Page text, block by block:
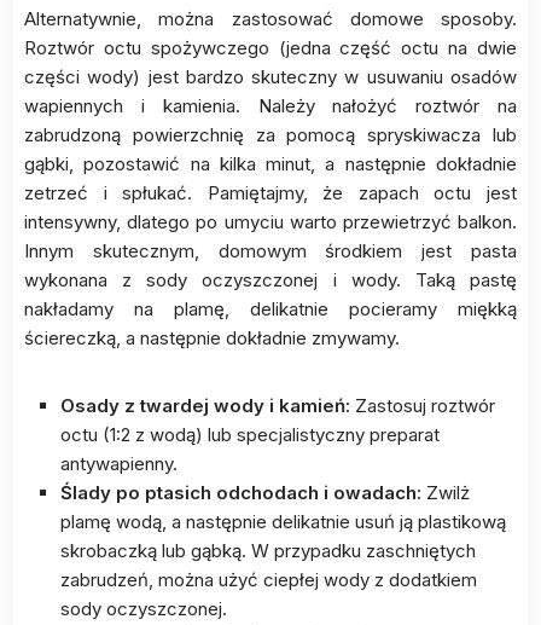
Alternatywnie, można zastosować domowe sposoby.
Roztwór octu spożywczego (jedna część octu na dwie
części wody) jest bardzo skuteczny w usuwaniu osadów
wapiennych i kamienia. Należy nałożyć roztwór na
zabrudzoną powierzchnię za pomocą spryskiwacza lub
gąbki, pozostawić na kilka minut, a następnie dokładnie
zetrzeć i spłukać. Pamiętajmy, że zapach octu jest
intensywny, dlatego po umyciu warto przewietrzyć balkon.
Innym skutecznym, domowym środkiem jest pasta
wykonana z sody oczyszczonej i wody. Taką pastę
nakładamy na plamę, delikatnie pocieramy miękką
ściereczką, a następnie dokładnie zmywamy.
Osady z twardej wody i kamień: Zastosuj roztwór
octu (1:2 z wodą) lub specjalistyczny preparat
antywapienny.
Ślady po ptasich odchodach i owadach: Zwilż
plamę wodą, a następnie delikatnie usuń ją plastikową
skrobaczką lub gąbką. W przypadku zaschniętych
zabrudzeń, można użyć ciepłej wody z dodatkiem
sody oczyszczonej.